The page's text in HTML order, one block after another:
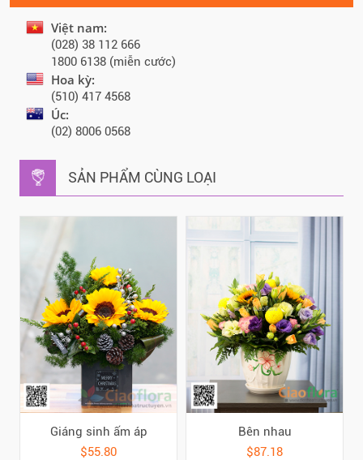
Việt nam:
(028) 38 112 666
1800 6138 (miễn cước)
Hoa kỳ:
(510) 417 4568
Úc:
(02) 8006 0568
SẢN PHẨM CÙNG LOẠI
Giáng sinh ấm áp
$55.80
Bên nhau
$87.18